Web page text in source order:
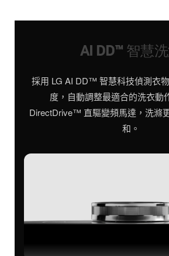
AI DD™ 智慧
採用 LG AI DD™ 智慧科技偵測衣
度，自動調整最適合的洗衣動
DirectDrive™ 直驅變頻馬達，洗滌
和。